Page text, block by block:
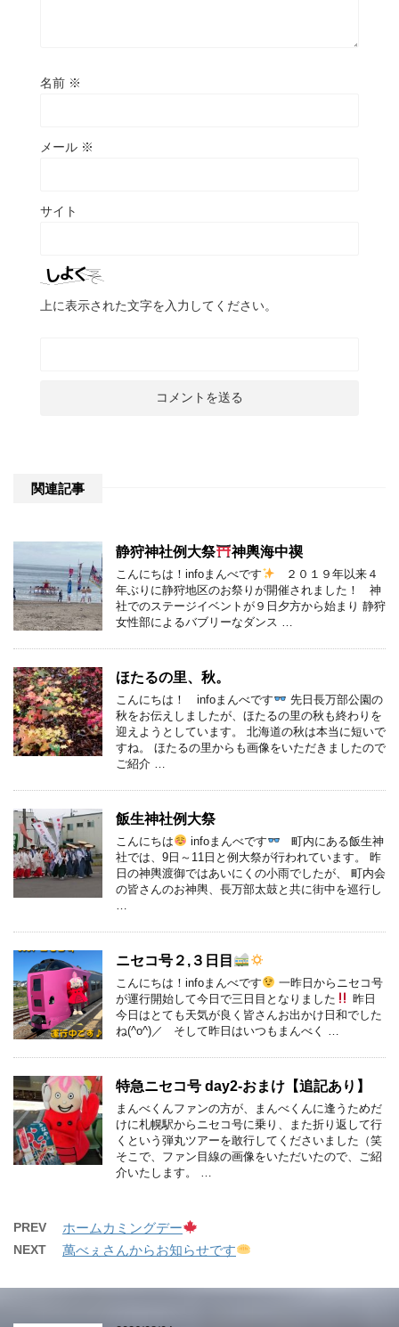
名前 ※
メール ※
サイト
上に表示された文字を入力してください。
関連記事
静狩神社例大祭 神輿海中禊
こんにちは！infoまんべです
２０１９年以来４
年ぶりに静狩地区のお祭りが開催されました！ 神
社でのステージイベントが９日夕方から始まり 静狩
女性部によるバブリーなダンス …
ほたるの里、秋。
こんにちは！ infoまんべです
先日長万部公園の
秋をお伝えしましたが、ほたるの里の秋も終わりを
迎えようとしています。 北海道の秋は本当に短いで
すね。 ほたるの里からも画像をいただきましたので
ご紹介 …
飯生神社例大祭
こんにちは infoまんべです
町内にある飯生神
社では、9日～11日と例大祭が行われています。 昨
日の神輿渡御ではあいにくの小雨でしたが、 町内会
の皆さんのお神輿、長万部太鼓と共に街中を巡行し
ニセコ号２,３日目
こんにちは！infoまんべです
一昨日からニセコ号
が運行開始して今日で三日目となりました
昨日
今日はとても天気が良く皆さんお出かけ日和でした
ね(^o^)／ そして昨日はいつもまんべく …
特急ニセコ号 day2-おまけ【追記あり】
まんべくんファンの方が、まんべくんに逢うためだ
けに札幌駅からニセコ号に乗り、また折り返して行
くという弾丸ツアーを敢行してくださいました（笑
そこで、ファン目線の画像をいただいたので、ご紹
介いたします。 …
PREV ホームカミングデー
NEXT 萬べぇさんからお知らせです